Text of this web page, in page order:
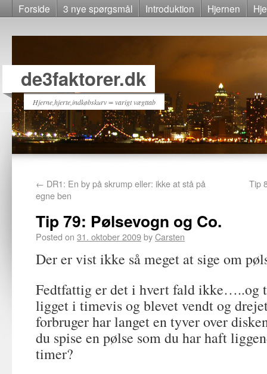
Forside 3 nye spørgsmål Introduktion Hjernen
de3faktorer.dk
Hjerne,hjerte,indkøbskurv = varigt vægttab
← DR1: En by på skrump eller: ikke at stå på
egne ben
Tip
Tip 79: Pølsevogn og Co.
Posted on 31. oktober 2009byCarsten
Der er vist ikke så meget at sige om
Fedtfattig er det i hvert fald ikke…..og
ligget i timevis og blevet vendt og
forbruger har langet en tyver over
du spise en pølse som du har haft
timer?